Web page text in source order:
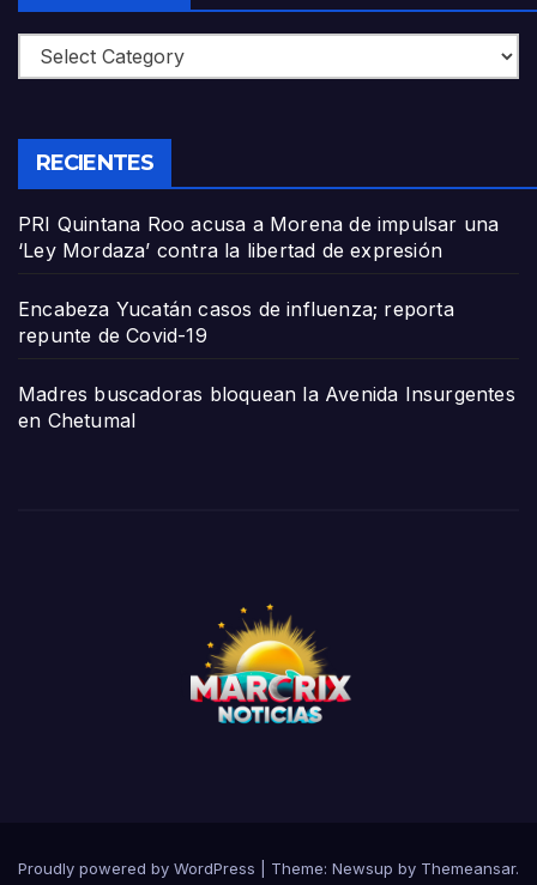
Categories
RECIENTES
PRI Quintana Roo acusa a Morena de impulsar una
‘Ley Mordaza’ contra la libertad de expresión
Encabeza Yucatán casos de influenza; reporta
repunte de Covid-19
Madres buscadoras bloquean la Avenida Insurgentes
en Chetumal
Proudly powered by WordPress Theme: Newsup by Themeansar.